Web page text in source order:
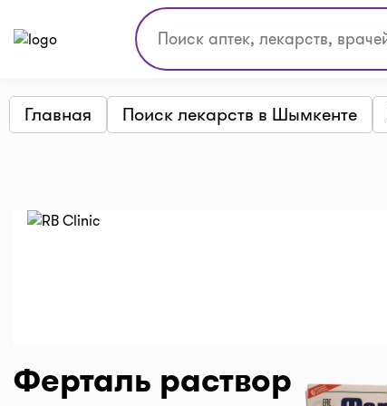
Главная Поиск лекарств в Шымкенте
Ферталь раствор